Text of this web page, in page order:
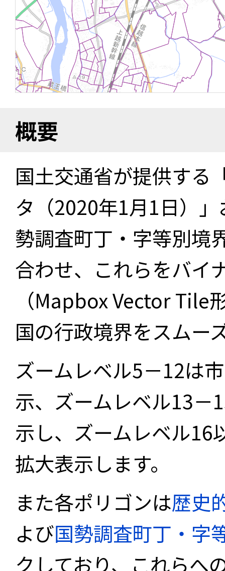
概要
国土交通省が提供する
タ（2020年1月1日）
勢調査町丁・字等別境
合わせ、これらをバイ
（Mapbox Vector Tile
国の行政境界をスムー
ズームレベル5－12は
示、ズームレベル13－
示し、ズームレベル16
拡大表示します。
また各ポリゴンは歴史
よび国勢調査町丁・字
クしており、これらへ